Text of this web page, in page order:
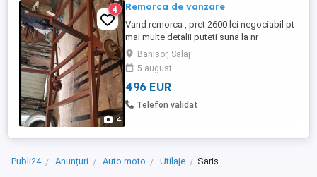
4
4 Remorca de vanzare
Vand remorca , pret 2600 lei negociabil pt
mai multe detalii puteti suna la nr
Banisor, Salaj
5 august
496 EUR
Telefon validat
Publi24 Anunțuri Auto moto Utilaje Saris